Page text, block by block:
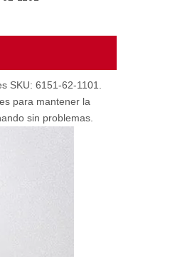
SKU: 6151-62-1101.
para mantener la
sin problemas.